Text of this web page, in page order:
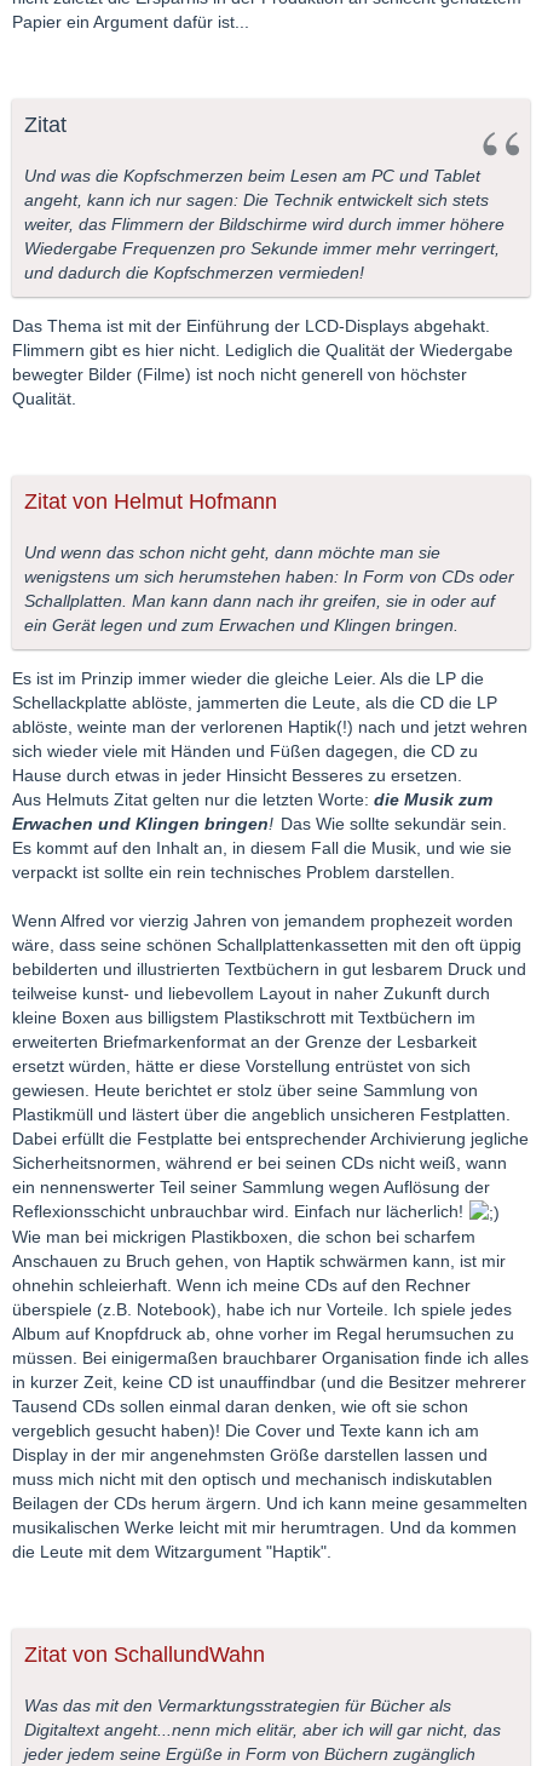
Papier ein Argument dafür ist...
Zitat
Und was die Kopfschmerzen beim Lesen am PC und Tablet
angeht, kann ich nur sagen: Die Technik entwickelt sich stets
weiter, das Flimmern der Bildschirme wird durch immer höhere
Wiedergabe Frequenzen pro Sekunde immer mehr verringert,
und dadurch die Kopfschmerzen vermieden!
Das Thema ist mit der Einführung der LCD-Displays abgehakt.
Flimmern gibt es hier nicht. Lediglich die Qualität der Wiedergabe
bewegter Bilder (Filme) ist noch nicht generell von höchster
Qualität.
Zitat von Helmut Hofmann
Und wenn das schon nicht geht, dann möchte man sie
wenigstens um sich herumstehen haben: In Form von CDs oder
Schallplatten. Man kann dann nach ihr greifen, sie in oder auf
ein Gerät legen und zum Erwachen und Klingen bringen.
Es ist im Prinzip immer wieder die gleiche Leier. Als die LP die
Schellackplatte ablöste, jammerten die Leute, als die CD die LP
ablöste, weinte man der verlorenen Haptik(!) nach und jetzt wehren
sich wieder viele mit Händen und Füßen dagegen, die CD zu
Hause durch etwas in jeder Hinsicht Besseres zu ersetzen.
Aus Helmuts Zitat gelten nur die letzten Worte: die Musik zum
Erwachen und Klingen bringen! Das Wie sollte sekundär sein.
Es kommt auf den Inhalt an, in diesem Fall die Musik, und wie sie
verpackt ist sollte ein rein technisches Problem darstellen.
Wenn Alfred vor vierzig Jahren von jemandem prophezeit worden
wäre, dass seine schönen Schallplattenkassetten mit den oft üppig
bebilderten und illustrierten Textbüchern in gut lesbarem Druck und
teilweise kunst- und liebevollem Layout in naher Zukunft durch
kleine Boxen aus billigstem Plastikschrott mit Textbüchern im
erweiterten Briefmarkenformat an der Grenze der Lesbarkeit
ersetzt würden, hätte er diese Vorstellung entrüstet von sich
gewiesen. Heute berichtet er stolz über seine Sammlung von
Plastikmüll und lästert über die angeblich unsicheren Festplatten.
Dabei erfüllt die Festplatte bei entsprechender Archivierung jegliche
Sicherheitsnormen, während er bei seinen CDs nicht weiß, wann
ein nennenswerter Teil seiner Sammlung wegen Auflösung der
Reflexionsschicht unbrauchbar wird. Einfach nur lächerlich!
Wie man bei mickrigen Plastikboxen, die schon bei scharfem
Anschauen zu Bruch gehen, von Haptik schwärmen kann, ist mir
ohnehin schleierhaft. Wenn ich meine CDs auf den Rechner
überspiele (z.B. Notebook), habe ich nur Vorteile. Ich spiele jedes
Album auf Knopfdruck ab, ohne vorher im Regal herumsuchen zu
müssen. Bei einigermaßen brauchbarer Organisation finde ich alles
in kurzer Zeit, keine CD ist unauffindbar (und die Besitzer mehrerer
Tausend CDs sollen einmal daran denken, wie oft sie schon
vergeblich gesucht haben)! Die Cover und Texte kann ich am
Display in der mir angenehmsten Größe darstellen lassen und
muss mich nicht mit den optisch und mechanisch indiskutablen
Beilagen der CDs herum ärgern. Und ich kann meine gesammelten
musikalischen Werke leicht mit mir herumtragen. Und da kommen
die Leute mit dem Witzargument "Haptik".
Zitat von SchallundWahn
Was das mit den Vermarktungsstrategien für Bücher als
Digitaltext angeht...nenn mich elitär, aber ich will gar nicht, das
jeder jedem seine Ergüße in Form von Büchern zugänglich